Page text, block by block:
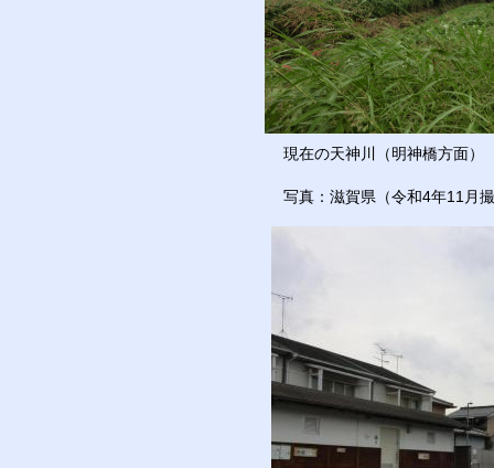
現在の天神川（明神橋方面）
写真：滋賀県（令和4年11月